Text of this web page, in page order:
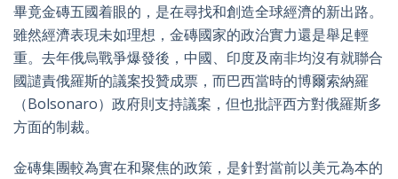
畢竟金磚五國着眼的，是在尋找和創造全球經濟的新出路。
雖然經濟表現未如理想，金磚國家的政治實力還是舉足輕
重。去年俄烏戰爭爆發後，中國、印度及南非均沒有就聯合
國譴責俄羅斯的議案投贊成票，而巴西當時的博爾索納羅
（Bolsonaro）政府則支持議案，但也批評西方對俄羅斯多
方面的制裁。
金磚集團較為實在和聚焦的政策，是針對當前以美元為本的